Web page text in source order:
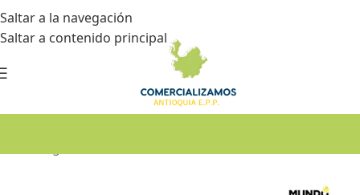
Saltar a la navegación
Saltar a contenido principal